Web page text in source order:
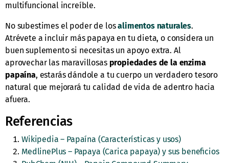
multifuncional increíble.
No subestimes el poder de losalimentos naturales.
Atrévete a incluir más papaya en tu dieta, o considera un
buen suplemento si necesitas un apoyo extra. Al
aprovechar las maravillosas propiedades de la enzima
papaína, estarás dándole a tu cuerpo un verdadero tesoro
natural que mejorará tu calidad de vida de adentro hacia
afuera.
Referencias
Wikipedia – Papaína (Características y usos)
MedlinePlus – Papaya (Carica papaya) y sus beneficios